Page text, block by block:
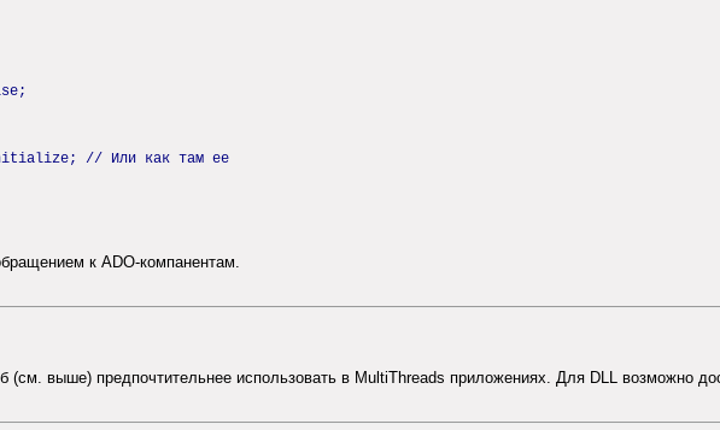
// Или как там ее
к ADO-компанентам.
(см. выше) предпочтительнее использовать в MultiThreads приложениях. Для DLL возможно